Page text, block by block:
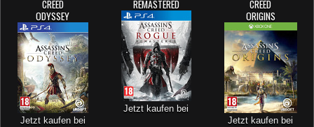
CREED
ODYSSEY
Jetzt kaufen bei
REMASTERED
Jetzt kaufen bei
CREED
ORIGINS
Jetzt kaufen bei